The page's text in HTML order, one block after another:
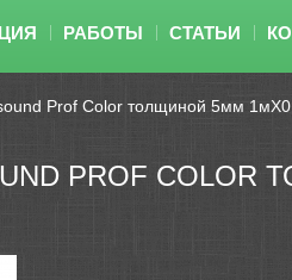
РАБОТЫ СТАТЬИ
Prof Color толщиной 5мм
PROF